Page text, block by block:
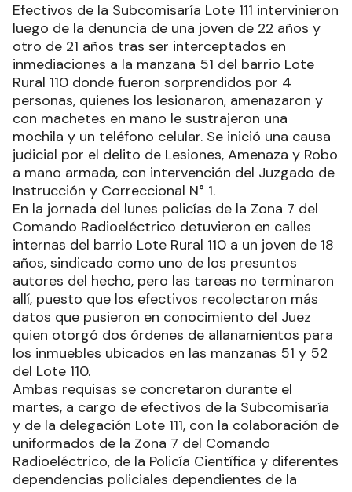
Efectivos de la Subcomisaría Lote 111 intervinieron
luego de la denuncia de una joven de 22 años y
otro de 21 años tras ser interceptados en
inmediaciones a la manzana 51 del barrio Lote
Rural 110 donde fueron sorprendidos por 4
personas, quienes los lesionaron, amenazaron y
con machetes en mano le sustrajeron una
mochila y un teléfono celular. Se inició una causa
judicial por el delito de Lesiones, Amenaza y Robo
a mano armada, con intervención del Juzgado de
Instrucción y Correccional N° 1.
En la jornada del lunes policías de la Zona 7 del
Comando Radioeléctrico detuvieron en calles
internas del barrio Lote Rural 110 a un joven de 18
años, sindicado como uno de los presuntos
autores del hecho, pero las tareas no terminaron
allí, puesto que los efectivos recolectaron más
datos que pusieron en conocimiento del Juez
quien otorgó dos órdenes de allanamientos para
los inmuebles ubicados en las manzanas 51 y 52
del Lote 110.
Ambas requisas se concretaron durante el
martes, a cargo de efectivos de la Subcomisaría
y de la delegación Lote 111, con la colaboración de
uniformados de la Zona 7 del Comando
Radioeléctrico, de la Policía Científica y diferentes
dependencias policiales dependientes de la